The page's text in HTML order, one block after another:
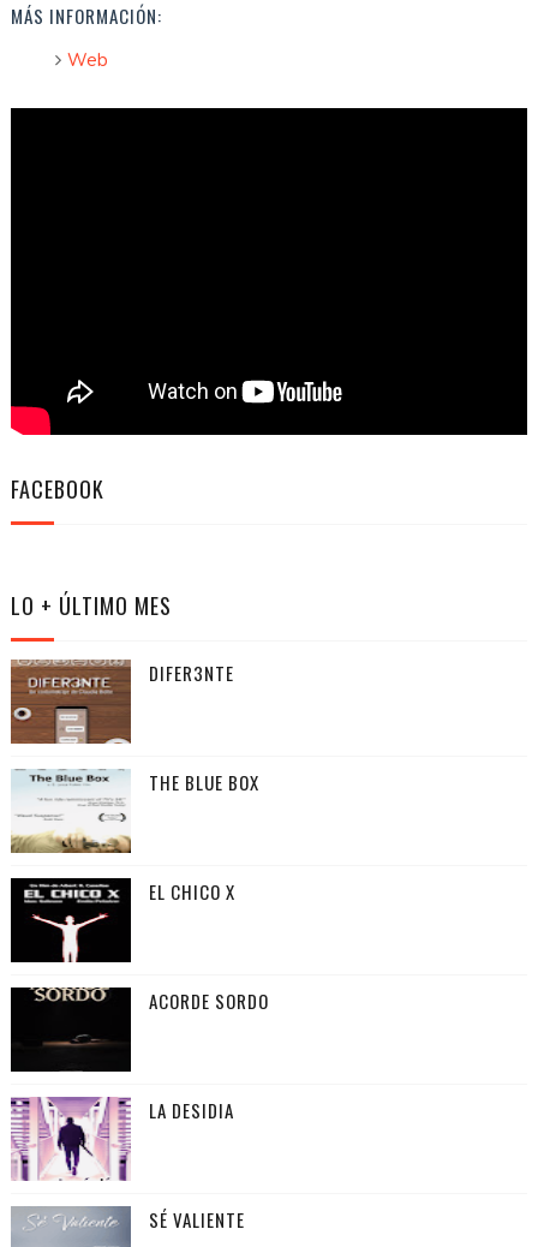
MÁS INFORMACIÓN:
Web
FACEBOOK
LO + ÚLTIMO MES
DIFER3NTE
THE BLUE BOX
EL CHICO X
ACORDE SORDO
LA DESIDIA
SÉ VALIENTE